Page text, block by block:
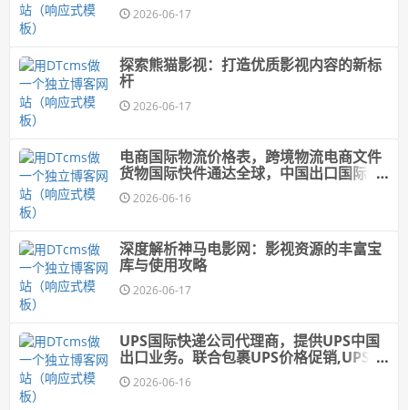
2026-06-17
探索熊猫影视：打造优质影视内容的新标
杆
2026-06-17
电商国际物流价格表，跨境物流电商文件
货物国际快件通达全球，中国出口国际快
递价格1折优惠
2026-06-16
深度解析神马电影网：影视资源的丰富宝
库与使用攻略
2026-06-17
UPS国际快递公司代理商，提供UPS中国
出口业务。联合包裹UPS价格促销,UPS快
递价格,UPS国际快递价格
2026-06-16